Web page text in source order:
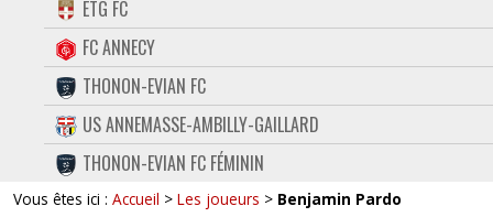
ACCUEIL
FORUM
CONTACT
FACEBOOK
TWITTER
ETG FC
FC ANNECY
THONON-EVIAN FC
US ANNEMASSE-AMBILLY-GAILLARD
THONON-EVIAN FC FÉMININ
Vous êtes ici : Accueil > Les joueurs > Benjamin Pardo